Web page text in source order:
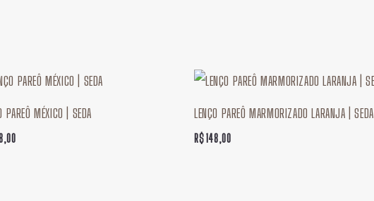
PAREÔ MÉXICO | SEDA LENÇO PAREÔ MARMORIZADO LARANJA | SEDA
R$148,00